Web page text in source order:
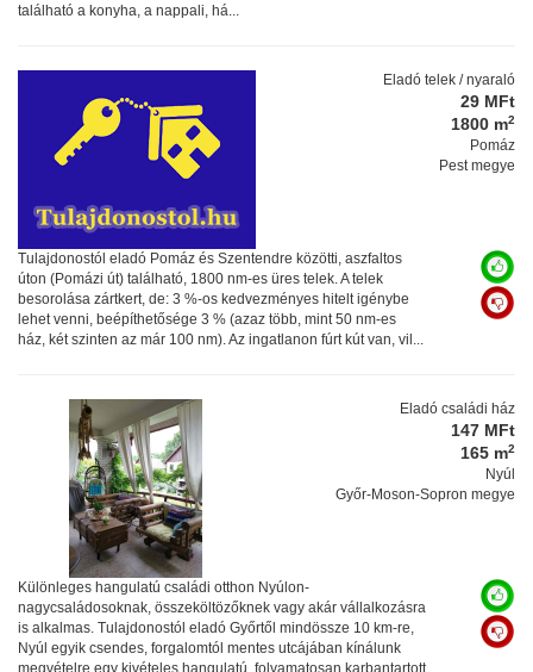
található a konyha, a nappali, há...
Eladó telek / nyaraló
29 MFt
1800 m2
Pomáz
Pest megye
Tulajdonostól eladó Pomáz és Szentendre közötti, aszfaltos
úton (Pomázi út) található, 1800 nm-es üres telek. A telek
besorolása zártkert, de: 3 %-os kedvezményes hitelt igénybe
lehet venni, beépíthetősége 3 % (azaz több, mint 50 nm-es
ház, két szinten az már 100 nm). Az ingatlanon fúrt kút van, vil...
Eladó családi ház
147 MFt
165 m2
Nyúl
Győr-Moson-Sopron megye
Különleges hangulatú családi otthon Nyúlon-
nagycsaládosoknak, összeköltözőknek vagy akár vállalkozásra
is alkalmas. Tulajdonostól eladó Győrtől mindössze 10 km-re,
Nyúl egyik csendes, forgalomtól mentes utcájában kínálunk
megvételre egy kivételes hangulatú, folyamatosan karbantartott